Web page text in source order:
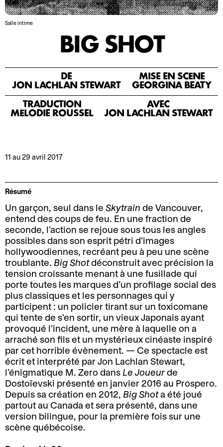
o
n
2
5
2
2
o
d
e
l
a
d
i
r
e
c
t
i
o
n
E
n
t
o
u
r
n
é
r
m
o
A
s
i
b
i
l
i
t
é
C
o
o
r
d
o
n
n
é
e
s
e
t
a
o
p
e
r
o
M
a
n
d
a
t
e
t
d
i
r
e
c
t
i
o
n
B
i
l
l
e
t
t
e
r
i
e
B
i
l
l
e
t
C
o
m
m
u
n
Salle intime
BIG SHOT
DE
JON LACHLAN STEWART
MISE EN SCÈNE
GEORGINA BEATY
TRADUCTION
MÉLODIE ROUSSEL
AVEC
JON LACHLAN STEWART
11 au 29 avril 2017
Résumé
Un garçon, seul dans le Skytrain de Vancouver,
entend des coups de feu. En une fraction de
seconde, l’action se rejoue sous tous les angles
possibles dans son esprit pétri d’images
hollywoodiennes, recréant peu à peu une scène
troublante. Big Shotdéconstruit avec précision la
tension croissante menant à une fusillade qui
porte toutes les marques d’un profilage social des
plus classiques et les personnages qui y
participent : un policier tirant sur un toxicomane
qui tente de s’en sortir, un vieux Japonais ayant
provoqué l’incident, une mère à laquelle on a
arraché son fils et un mystérieux cinéaste inspiré
par cet horrible évènement. — Ce spectacle est
écrit et interprété par Jon Lachlan Stewart,
l’énigmatique M. Zero dansLe Joueurde
Dostoïevski présenté en janvier 2016 au Prospero.
Depuis sa création en 2012, Big Shota été joué
partout au Canada et sera présenté, dans une
version bilingue, pour la première fois sur une
scène québécoise.